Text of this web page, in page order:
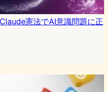
憲法でAI意識問題に正